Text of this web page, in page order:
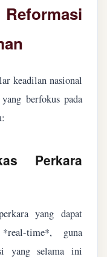
keadilan nasional
berfokus pada
Perkara
yang dapat
time*, guna
yang selama ini